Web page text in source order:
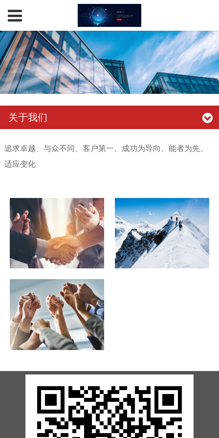
关于我们
追求卓越、与众不同 客户第一 成功为导向 、能者为先、
适应变化